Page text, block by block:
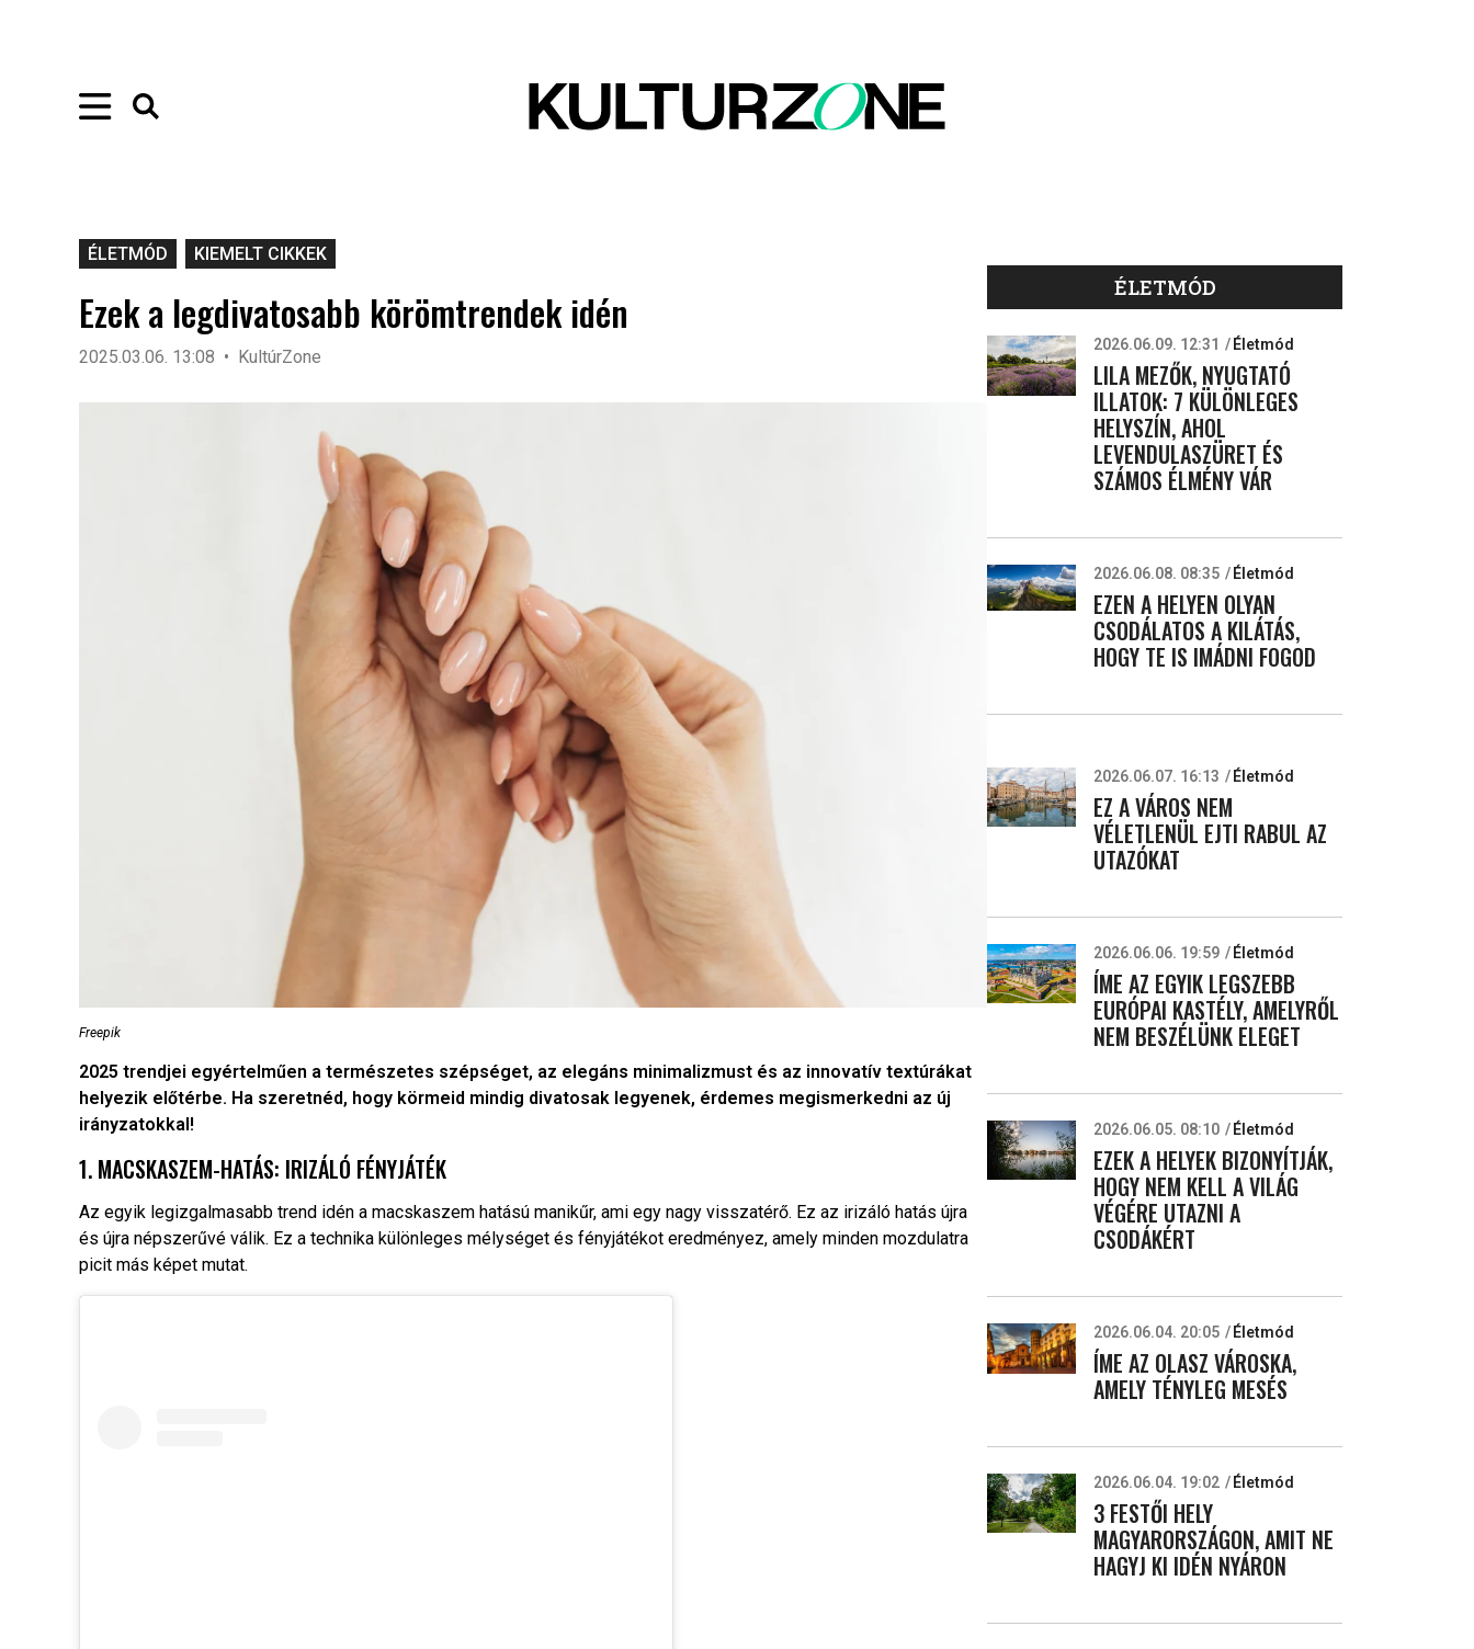
ÉLETMÓD KIEMELT CIKKEK
Ezek a legdivatosabb körömtrendek idén
2025.03.06. 13:08 KultúrZone
Freepik
2025 trendjei egyértelműen a természetes szépséget, az elegáns minimalizmust és az innovatív textúrákat
helyezik előtérbe. Ha szeretnéd, hogy körmeid mindig divatosak legyenek, érdemes megismerkedni az új
irányzatokkal!
1. MACSKASZEM-HATÁS: IRIZÁLÓ FÉNYJÁTÉK
Az egyik legizgalmasabb trend idén a macskaszem hatású manikűr, ami egy nagy visszatérő. Ez az irizáló hatás újra
és újra népszerűvé válik. Ez a technika különleges mélységet és fényjátékot eredményez, amely minden mozdulatra
picit más képet mutat.
ÉLETMÓD
2026.06.09. 12:31 Életmód
LILA MEZŐK, NYUGTATÓ
ILLATOK: 7 KÜLÖNLEGES
HELYSZÍN, AHOL
LEVENDULASZÜRET ÉS
SZÁMOS ÉLMÉNY VÁR
2026.06.08. 08:35 Életmód
EZEN A HELYEN OLYAN
CSODÁLATOS A KILÁTÁS,
HOGY TE IS IMÁDNI FOGOD
2026.06.07. 16:13 Életmód
EZ A VÁROS NEM
VÉLETLENÜL EJTI RABUL AZ
UTAZÓKAT
2026.06.06. 19:59 Életmód
ÍME AZ EGYIK LEGSZEBB
EURÓPAI KASTÉLY, AMELYRŐL
NEM BESZÉLÜNK ELEGET
2026.06.05. 08:10 Életmód
EZEK A HELYEK BIZONYÍTJÁK,
HOGY NEM KELL A VILÁG
VÉGÉRE UTAZNI A
CSODÁKÉRT
2026.06.04. 20:05 Életmód
ÍME AZ OLASZ VÁROSKA,
AMELY TÉNYLEG MESÉS
2026.06.04. 19:02 Életmód
3 FESTŐI HELY
MAGYARORSZÁGON, AMIT NE
HAGYJ KI IDÉN NYÁRON